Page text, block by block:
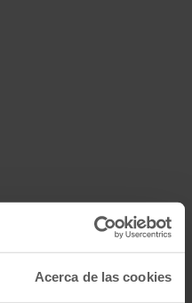
Acerca de las cookies